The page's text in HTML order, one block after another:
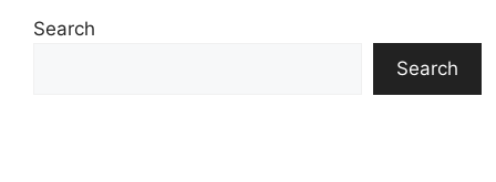
Search
Search